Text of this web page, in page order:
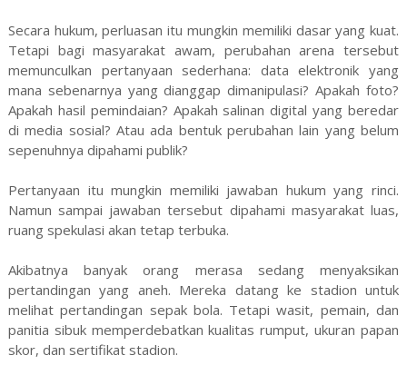
Secara hukum, perluasan itu mungkin memiliki dasar yang kuat.
Tetapi bagi masyarakat awam, perubahan arena tersebut
memunculkan pertanyaan sederhana: data elektronik yang
mana sebenarnya yang dianggap dimanipulasi? Apakah foto?
Apakah hasil pemindaian? Apakah salinan digital yang beredar
di media sosial? Atau ada bentuk perubahan lain yang belum
sepenuhnya dipahami publik?
Pertanyaan itu mungkin memiliki jawaban hukum yang rinci.
Namun sampai jawaban tersebut dipahami masyarakat luas,
ruang spekulasi akan tetap terbuka.
Akibatnya banyak orang merasa sedang menyaksikan
pertandingan yang aneh. Mereka datang ke stadion untuk
melihat pertandingan sepak bola. Tetapi wasit, pemain, dan
panitia sibuk memperdebatkan kualitas rumput, ukuran papan
skor, dan sertifikat stadion.